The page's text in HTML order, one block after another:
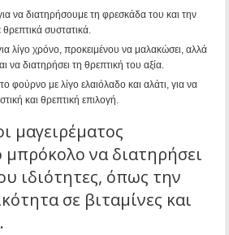
να διατηρήσουμε τη φρεσκάδα του και την
συστατικά.
λίγο χρόνο, προκειμένου να μαλακώσει, αλλά
να διατηρήσει τη θρεπτική του αξία.
φούρνο με λίγο ελαιόλαδο και αλάτι, για να
και θρεπτική επιλογή.
μαγειρέματος
μπρόκολο να διατηρήσει
ιδιότητες, όπως την
σε βιταμίνες και